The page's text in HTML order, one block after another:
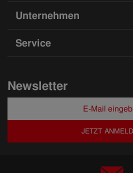
Unternehmen
Service
Newsletter
JETZT